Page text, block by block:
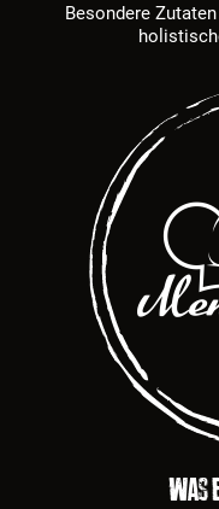
Besondere